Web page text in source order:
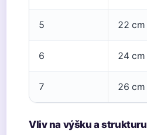
5 22 cm
6 24 cm
7 26 cm
Vliv na výšku a strukturu